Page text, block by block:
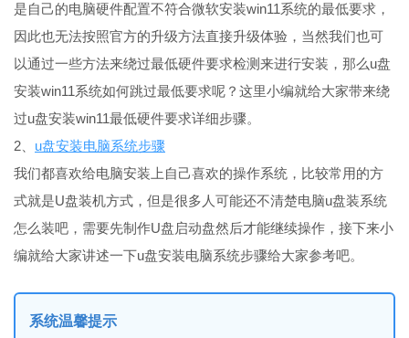
是自己的电脑硬件配置不符合微软安装win11系统的最低要求，
因此也无法按照官方的升级方法直接升级体验，当然我们也可
以通过一些方法来绕过最低硬件要求检测来进行安装，那么u盘
安装win11系统如何跳过最低要求呢？这里小编就给大家带来绕
过u盘安装win11最低硬件要求详细步骤。
2、 u盘安装电脑系统步骤
我们都喜欢给电脑安装上自己喜欢的操作系统，比较常用的方
式就是U盘装机方式，但是很多人可能还不清楚电脑u盘装系统
怎么装吧，需要先制作U盘启动盘然后才能继续操作，接下来小
编就给大家讲述一下u盘安装电脑系统步骤给大家参考吧。
系统温馨提示